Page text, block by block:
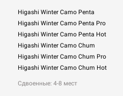
Higashi Winter Camo Penta
Higashi Winter Camo Penta Pro
Higashi Winter Camo Penta Hot
Higashi Winter Camo Chum
Higashi Winter Camo Chum Pro
Higashi Winter Camo Chum Hot
Сдвоенные: 4-8 мест